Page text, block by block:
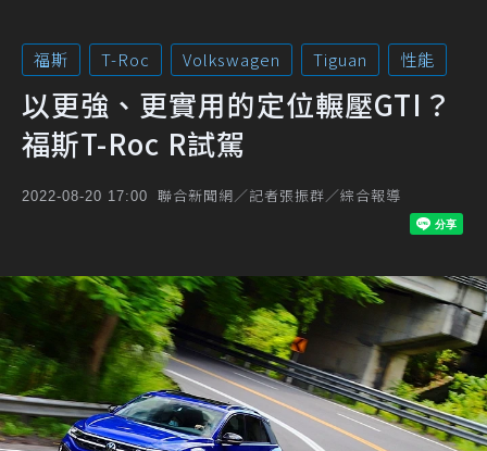
福斯 T-Roc Volkswagen Tiguan 性能
以更強、更實用的定位輾壓GTI？
福斯T-Roc R試駕
2022-08-20 17:00 聯合新聞網／記者張振群／綜合報導